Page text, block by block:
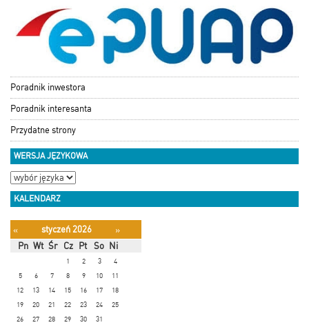
Poradnik inwestora
Poradnik interesanta
Przydatne strony
WERSJA JĘZYKOWA
KALENDARZ
« styczeń 2026
»
Pn Wt Śr Cz Pt So Ni
1 2 3
4
5
6 7 8 9 10
11
12
13 14 15 16 17
18
19
20 21 22 23 24
25
26
27 28 29 30 31